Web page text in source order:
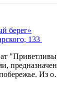
берег»
133
Из